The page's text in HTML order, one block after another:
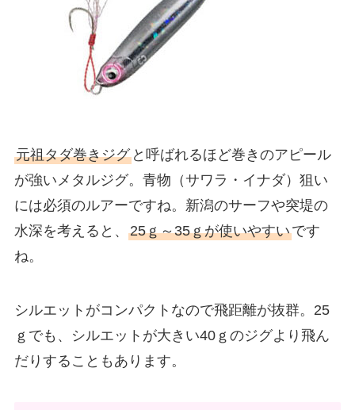
元祖タダ巻きジグと呼ばれるほど巻きのアピール
が強いメタルジグ。青物（サワラ・イナダ）狙い
には必須のルアーですね。新潟のサーフや突堤の
水深を考えると、 25ｇ～35ｇが使いやすいです
ね。
シルエットがコンパクトなので飛距離が抜群。25
ｇでも、シルエットが大きい40ｇのジグより飛ん
だりすることもあります。